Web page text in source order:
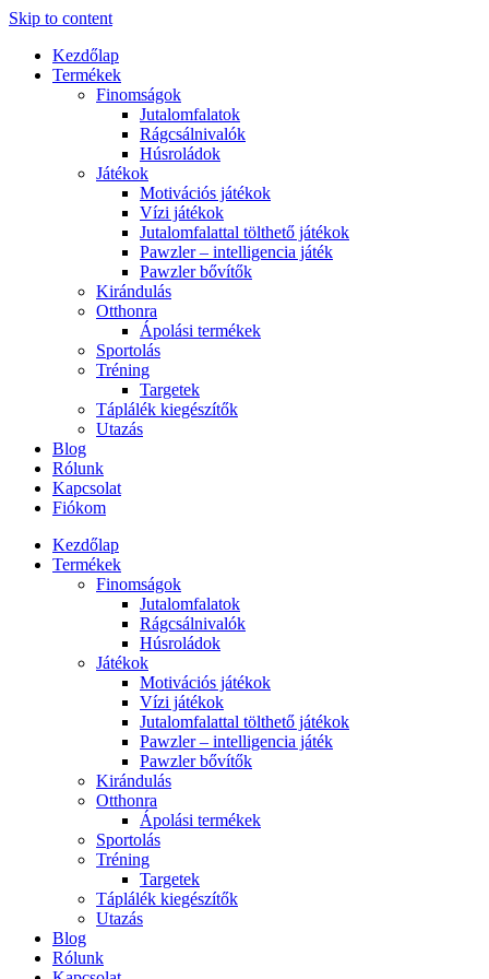
Skip to content
Kezdőlap
Termékek
Finomságok
Jutalomfalatok
Rágcsálnivalók
Húsroládok
Játékok
Motivációs játékok
Vízi játékok
Jutalomfalattal tölthető játékok
Pawzler – intelligencia játék
Pawzler bővítők
Kirándulás
Otthonra
Ápolási termékek
Sportolás
Tréning
Targetek
Táplálék kiegészítők
Utazás
Blog
Rólunk
Kapcsolat
Fiókom
Kezdőlap
Termékek
Finomságok
Jutalomfalatok
Rágcsálnivalók
Húsroládok
Játékok
Motivációs játékok
Vízi játékok
Jutalomfalattal tölthető játékok
Pawzler – intelligencia játék
Pawzler bővítők
Kirándulás
Otthonra
Ápolási termékek
Sportolás
Tréning
Targetek
Táplálék kiegészítők
Utazás
Blog
Rólunk